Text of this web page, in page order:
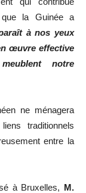
que la Guinée a
à nos yeux
œuvre effective
notre
ne ménagera
traditionnels
entre la
à Bruxelles, M.